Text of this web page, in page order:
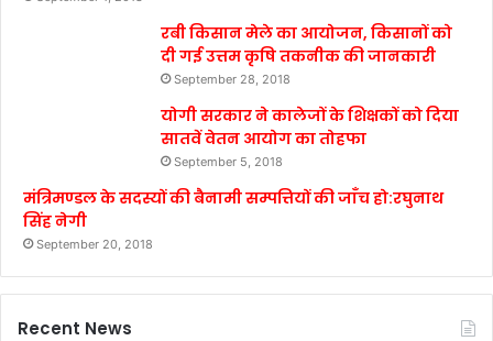
रबी किसान मेले का आयोजन, किसानों को
दी गई उत्तम कृषि तकनीक की जानकारी
September 28, 2018
योगी सरकार ने कालेजों के शिक्षकों को दिया
सातवें वेतन आयोग का तोहफा
September 5, 2018
मंत्रिमण्डल के सदस्यों की बैनामी सम्पत्तियों की जाँच हो:रघुनाथ
सिंह नेगी
September 20, 2018
Recent News